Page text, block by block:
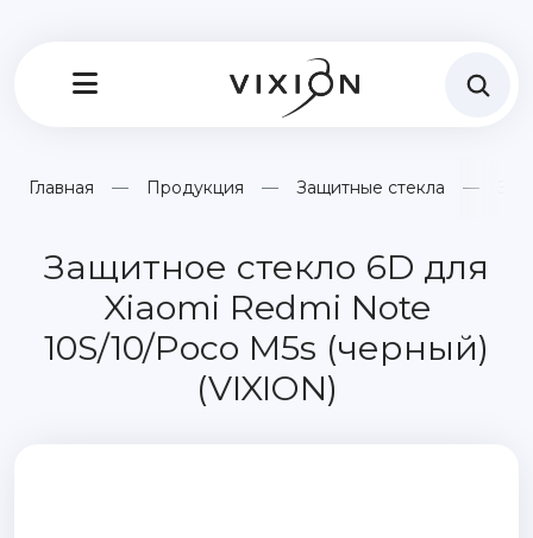
Главная Продукция Защитные стекла
Защитное стекло 6D для
Xiaomi Redmi Note
10S/10/Poco M5s (черный)
(VIXION)